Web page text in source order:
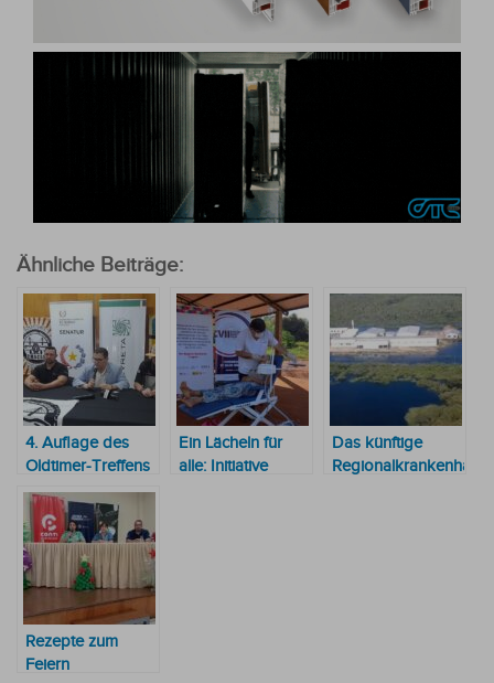
Ähnliche Beiträge:
4. Auflage des
Oldtimer-Treffens
zugunsten der
Fundation Lazos
del Sur wird
gestartet
Ein Lächeln für
alle: Initiative
Das künftige
Regionalkrankenhaus
Rezepte zum
Feiern